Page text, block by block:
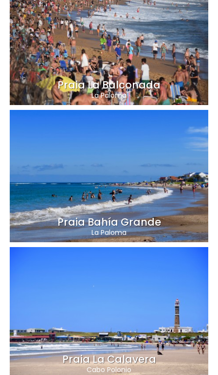
Praia La Balconada
La Paloma
Praia Bahía Grande
La Paloma
Praia La Calavera
Cabo Polonio